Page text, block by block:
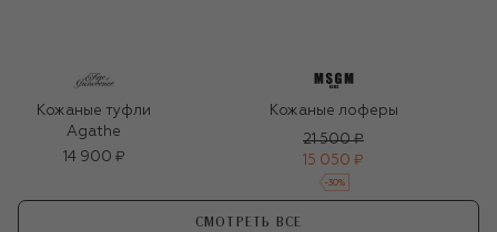
Кожаные туфли
Agathe
14 900 ₽
Кожаные лоферы
21 500 ₽
15 050 ₽
-30%
СМОТРЕТЬ ВСЕ